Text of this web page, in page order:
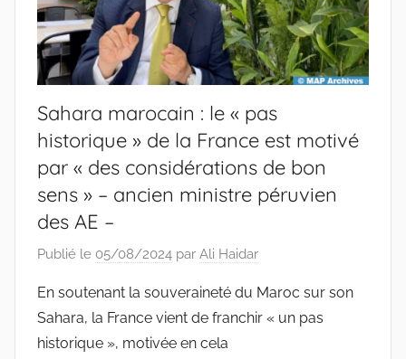
Sahara marocain : le « pas
historique » de la France est motivé
par « des considérations de bon
sens » – ancien ministre péruvien
des AE –
Publié le 05/08/2024 par Ali Haidar
En soutenant la souveraineté du Maroc sur son
Sahara, la France vient de franchir « un pas
historique », motivée en cela